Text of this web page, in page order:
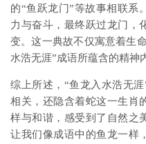
的“鱼跃龙门”等故事相联系
力与奋斗，最终跃过龙门，
变。这一典故不仅寓意着生
水浩无涯”成语所蕴含的精神
综上所述，“鱼龙入水浩无
相关，还隐含着蛇这一生肖
样与和谐，感受到了自然之
让我们像成语中的鱼龙一样